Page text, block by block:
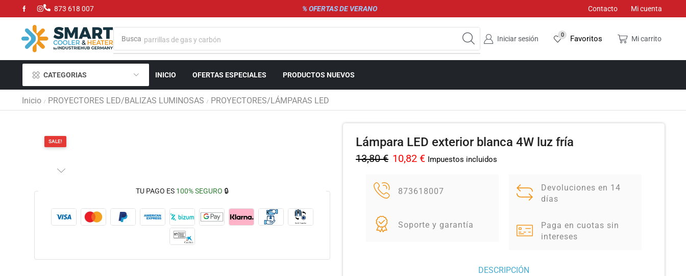
873 618 007 % OFERTAS DE VERANO Contacto Mi cuenta
Busca parrillas de gas y carbón Iniciar sesión 0 Favoritos Mi carrito
CATEGORIAS INICIO OFERTAS ESPECIALES PRODUCTOS NUEVOS
Inicio / PROYECTORES LED/BALIZAS LUMINOSAS / PROYECTORES/LÁMPARAS LED
SALE!
TU PAGO ES 100% SEGURO 🔒
Lámpara LED exterior blanca 4W luz fría
13,80€ 10,82 € Impuestos incluidos
873618007
Soporte y garantía
Devoluciones en 14
días
Paga en cuotas sin
intereses
DESCRIPCIÓN